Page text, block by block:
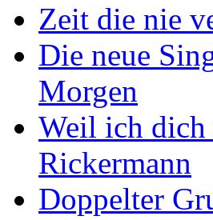
Zeit die nie
Die neue
Morgen
Weil ich dich
Rickermann
Doppelter